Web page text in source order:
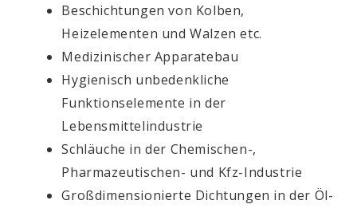
Beschichtungen von Kolben,
Heizelementen und Walzen etc.
Medizinischer Apparatebau
Hygienisch unbedenkliche
Funktionselemente in der
Lebensmittelindustrie
Schläuche in der Chemischen-,
Pharmazeutischen- und Kfz-Industrie
Großdimensionierte Dichtungen in der Öl-